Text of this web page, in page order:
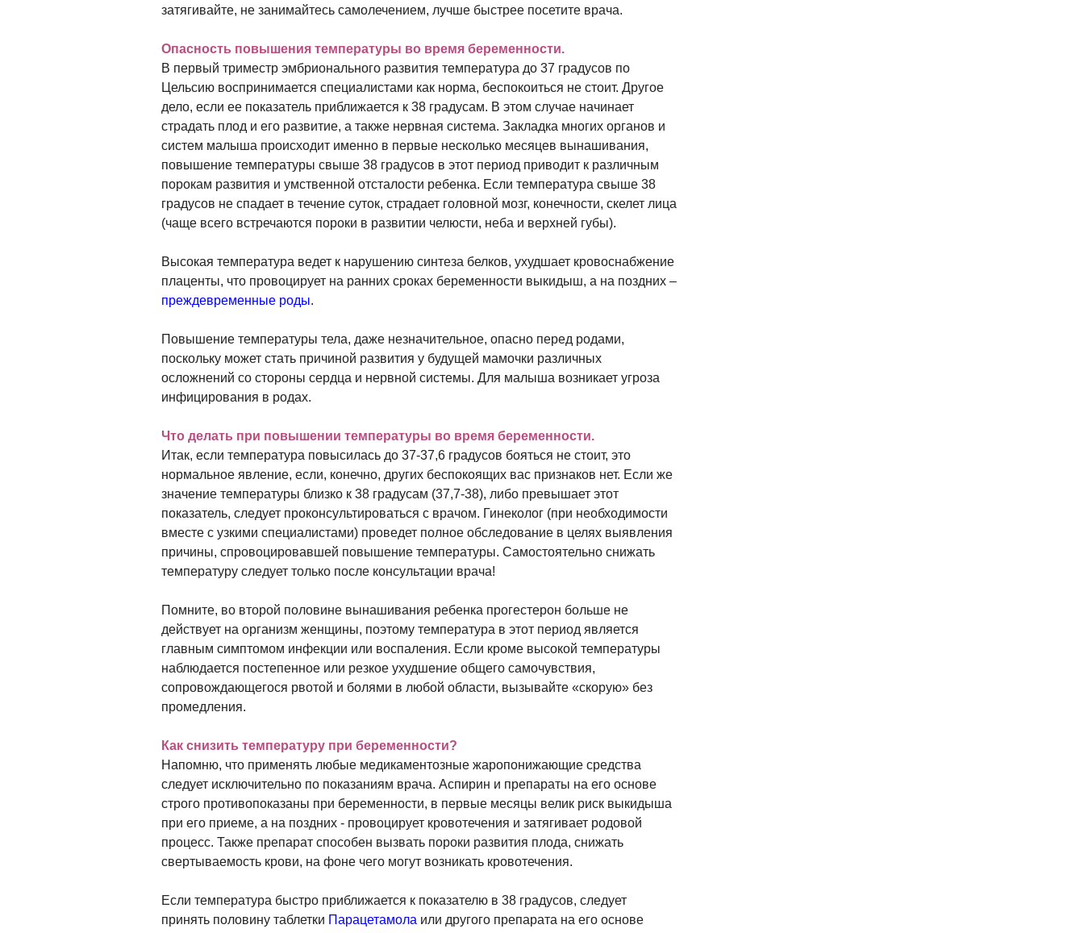
затягивайте, не занимайтесь самолечением, лучше быстрее посетите врача.
Опасность повышения температуры во время беременности.
В первый триместр эмбрионального развития температура до 37 градусов по
Цельсию воспринимается специалистами как норма, беспокоиться не стоит. Другое
дело, если ее показатель приближается к 38 градусам. В этом случае начинает
страдать плод и его развитие, а также нервная система. Закладка многих органов и
систем малыша происходит именно в первые несколько месяцев вынашивания,
повышение температуры свыше 38 градусов в этот период приводит к различным
порокам развития и умственной отсталости ребенка. Если температура свыше 38
градусов не спадает в течение суток, страдает головной мозг, конечности, скелет лица
(чаще всего встречаются пороки в развитии челюсти, неба и верхней губы).
Высокая температура ведет к нарушению синтеза белков, ухудшает кровоснабжение
плаценты, что провоцирует на ранних сроках беременности выкидыш, а на поздних –
преждевременные роды.
Повышение температуры тела, даже незначительное, опасно перед родами,
поскольку может стать причиной развития у будущей мамочки различных
осложнений со стороны сердца и нервной системы. Для малыша возникает угроза
инфицирования в родах.
Что делать при повышении температуры во время беременности.
Итак, если температура повысилась до 37-37,6 градусов бояться не стоит, это
нормальное явление, если, конечно, других беспокоящих вас признаков нет. Если же
значение температуры близко к 38 градусам (37,7-38), либо превышает этот
показатель, следует проконсультироваться с врачом. Гинеколог (при необходимости
вместе с узкими специалистами) проведет полное обследование в целях выявления
причины, спровоцировавшей повышение температуры. Самостоятельно снижать
температуру следует только после консультации врача!
Помните, во второй половине вынашивания ребенка прогестерон больше не
действует на организм женщины, поэтому температура в этот период является
главным симптомом инфекции или воспаления. Если кроме высокой температуры
наблюдается постепенное или резкое ухудшение общего самочувствия,
сопровождающегося рвотой и болями в любой области, вызывайте «скорую» без
промедления.
Как снизить температуру при беременности?
Напомню, что применять любые медикаментозные жаропонижающие средства
следует исключительно по показаниям врача. Аспирин и препараты на его основе
строго противопоказаны при беременности, в первые месяцы велик риск выкидыша
при его приеме, а на поздних - провоцирует кровотечения и затягивает родовой
процесс. Также препарат способен вызвать пороки развития плода, снижать
свертываемость крови, на фоне чего могут возникать кровотечения.
Если температура быстро приближается к показателю в 38 градусов, следует
принять половину таблетки Парацетамола или другого препарата на его основе